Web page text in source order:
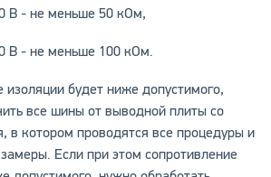
- не меньше 50 кОм,
- не меньше 100 кОм.
изоляции будет ниже допустимого,
все шины от выводной плиты со
в котором проводятся все процедуры и
Если при этом сопротивление